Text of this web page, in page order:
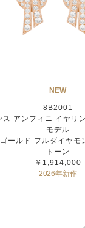
NEW
8B2001
ス アンフィニ イヤリ
モデル
ールド フルダイヤモ
トーン
￥1,914,000
2026年新作